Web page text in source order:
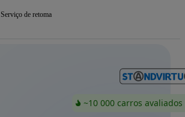
Serviço de retoma
~10 000 carros